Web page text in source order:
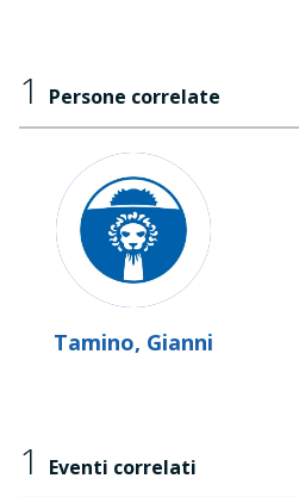
1 Persone correlate
Tamino, Gianni
1 Eventi correlati